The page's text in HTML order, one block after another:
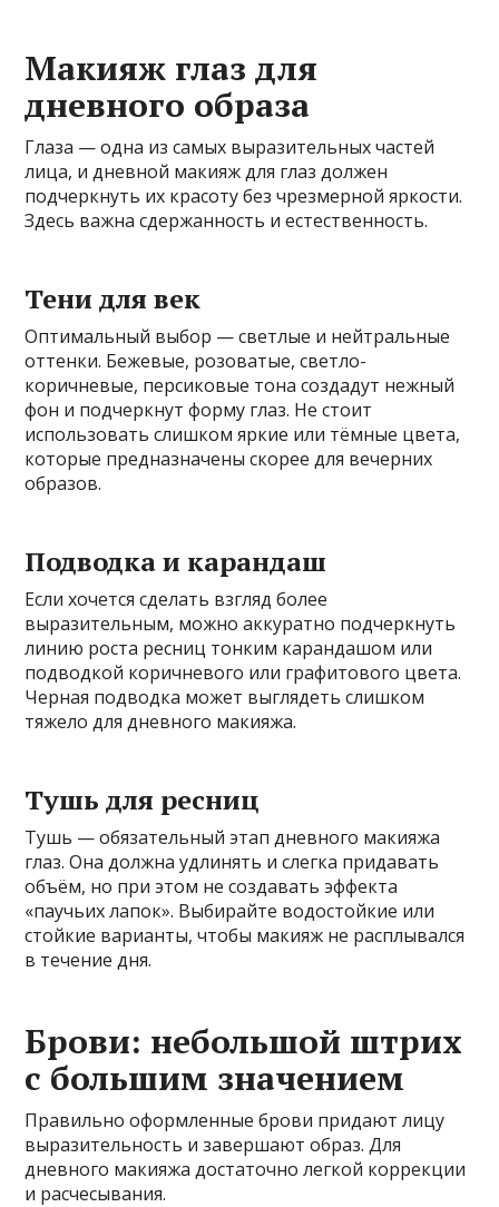
Макияж глаз для
дневного образа
Глаза — одна из самых выразительных частей
лица, и дневной макияж для глаз должен
подчеркнуть их красоту без чрезмерной яркости.
Здесь важна сдержанность и естественность.
Тени для век
Оптимальный выбор — светлые и нейтральные
оттенки. Бежевые, розоватые, светло-
коричневые, персиковые тона создадут нежный
фон и подчеркнут форму глаз. Не стоит
использовать слишком яркие или тёмные цвета,
которые предназначены скорее для вечерних
образов.
Подводка и карандаш
Если хочется сделать взгляд более
выразительным, можно аккуратно подчеркнуть
линию роста ресниц тонким карандашом или
подводкой коричневого или графитового цвета.
Черная подводка может выглядеть слишком
тяжело для дневного макияжа.
Тушь для ресниц
Тушь — обязательный этап дневного макияжа
глаз. Она должна удлинять и слегка придавать
объём, но при этом не создавать эффекта
«паучьих лапок». Выбирайте водостойкие или
стойкие варианты, чтобы макияж не расплывался
в течение дня.
Брови: небольшой штрих
с большим значением
Правильно оформленные брови придают лицу
выразительность и завершают образ. Для
дневного макияжа достаточно легкой коррекции
и расчесывания.